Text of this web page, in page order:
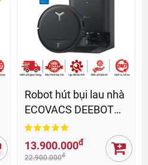
Robot hút bụi lau nhà
ECOVACS DEEBOT
T80S OMNI - BH 24
th
13.900.000đ
22.900.000đ